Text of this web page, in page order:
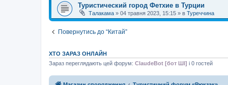
Туристический город Фетхие в Турции
Талакама » 04 травня 2023, 15:15 » в Туреччина
Повернутись до “Китай”
ХТО ЗАРАЗ ОНЛАЙН
Зараз переглядають цей форум: ClaudeBot [бот ШІ] і 0 гостей